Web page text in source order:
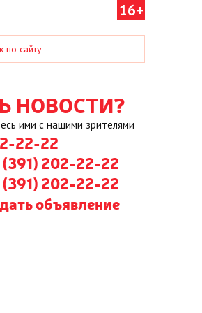
16+
НОВОСТИ?
ими с нашими зрителями
22-22
202-22-22
202-22-22
объявление